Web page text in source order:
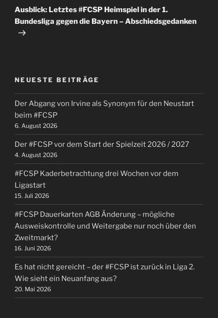
Beitrag
Ausblick: Letztes #FCSP Heimspiel in der 1.
Bundesliga gegen die Bayern – Abschiedsgedanken
NEUESTE BEITRÄGE
Der Abgang von Irvine als Synonym für den Neustart
beim #FCSP
6. August 2026
Der #FCSP vor dem Start der Spielzeit 2026 / 2027
4. August 2026
#FCSP Kaderbetrachtung drei Wochen vor dem
Ligastart
15. Juli 2026
#FCSP Dauerkarten AGB Änderung – mögliche
Ausweiskontrolle und Weitergabe nur noch über den
Zweitmarkt?
16. Juni 2026
Es hat nicht gereicht – der #FCSP ist zurück in Liga 2.
Wie sieht ein Neuanfang aus?
20. Mai 2026